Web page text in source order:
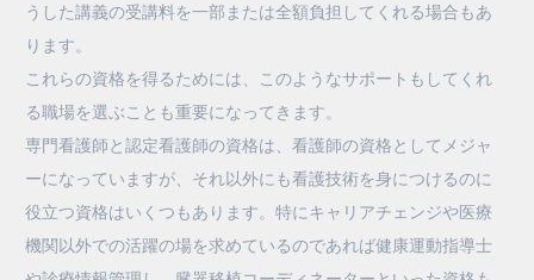
うした講義の受講料を一部または全額負担してくれる場合もあ
ります。
これらの資格を得るためには、このようなサポートもしてくれ
る職場を選ぶことも重要になってきます。
専門看護師と認定看護師の資格は、看護師の資格としてメジャ
ーになっていますが、それ以外にも看護技術を身につけるのに
役立つ資格はいくつもあります。特にキャリアチェンジや医療
機関以外での活躍の場を求めているのであれば健康運動指導士